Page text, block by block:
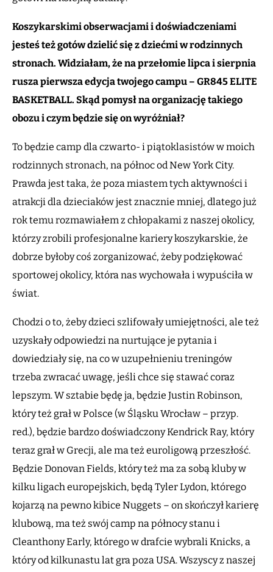
Koszykarskimi obserwacjami i doświadczeniami
jesteś też gotów dzielić się z dziećmi w rodzinnych
stronach. Widziałam, że na przełomie lipca i sierpnia
rusza pierwsza edycja twojego campu – GR845 ELITE
BASKETBALL. Skąd pomysł na organizację takiego
obozu i czym będzie się on wyróżniał?
To będzie camp dla czwarto- i piątoklasistów w moich
rodzinnych stronach, na północ od New York City.
Prawda jest taka, że poza miastem tych aktywności i
atrakcji dla dzieciaków jest znacznie mniej, dlatego już
rok temu rozmawiałem z chłopakami z naszej okolicy,
którzy zrobili profesjonalne kariery koszykarskie, że
dobrze byłoby coś zorganizować, żeby podziękować
sportowej okolicy, która nas wychowała i wypuściła w
świat.
Chodzi o to, żeby dzieci szlifowały umiejętności, ale też
uzyskały odpowiedzi na nurtujące je pytania i
dowiedziały się, na co w uzupełnieniu treningów
trzeba zwracać uwagę, jeśli chce się stawać coraz
lepszym. W sztabie będę ja, będzie Justin Robinson,
który też grał w Polsce (w Śląsku Wrocław – przyp.
red.), będzie bardzo doświadczony Kendrick Ray, który
teraz grał w Grecji, ale ma też euroligową przeszłość.
Będzie Donovan Fields, który też ma za sobą kluby w
kilku ligach europejskich, będą Tyler Lydon, którego
kojarzą na pewno kibice Nuggets – on skończył karierę
klubową, ma też swój camp na północy stanu i
Cleanthony Early, którego w drafcie wybrali Knicks, a
który od kilkunastu lat gra poza USA. Wszyscy z naszej